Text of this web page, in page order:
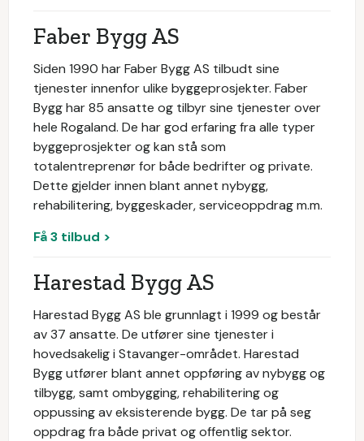
Faber Bygg AS
Siden 1990 har Faber Bygg AS tilbudt sine
tjenester innenfor ulike byggeprosjekter. Faber
Bygg har 85 ansatte og tilbyr sine tjenester over
hele Rogaland. De har god erfaring fra alle typer
byggeprosjekter og kan stå som
totalentreprenør for både bedrifter og private.
Dette gjelder innen blant annet nybygg,
rehabilitering, byggeskader, serviceoppdrag m.m.
Få 3 tilbud >
Harestad Bygg AS
Harestad Bygg AS ble grunnlagt i 1999 og består
av 37 ansatte. De utfører sine tjenester i
hovedsakelig i Stavanger-området. Harestad
Bygg utfører blant annet oppføring av nybygg og
tilbygg, samt ombygging, rehabilitering og
oppussing av eksisterende bygg. De tar på seg
oppdrag fra både privat og offentlig sektor.